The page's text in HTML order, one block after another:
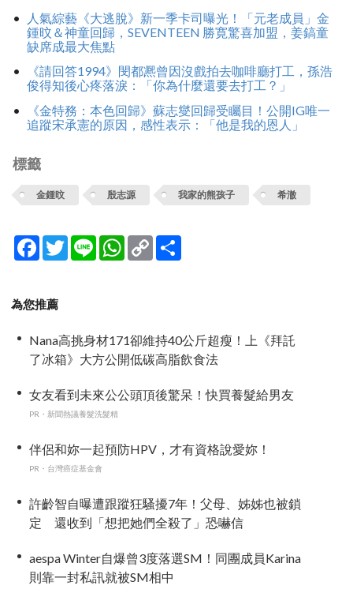
人氣綜藝《大逃脫》新一季卡司曝光！「元老成員」金
鍾旼＆神童回歸，SEVENTEEN 勝寛驚喜加盟，姜鎬童
缺席成最大焦點
《請回答1994》閔都凞曾因沒戲拍去咖啡廳打工，孫浩
俊得知後心疼落淚：「你為什麼還要去打工？」
《金特務：本色回歸》蘇志燮回歸受矚目！公開IG唯一
追蹤宋承憲的原因，感性表示：「他是我的恩人」
標籤
金鍾旼 殷志源 我家的熊孩子 希澈
Facebook
TwitterLine WhatsApp
Copy
Link
為您推薦
Nana高挑身材171卻維持40公斤超瘦！上《拜託
了冰箱》大方公開低碳高脂飲食法
女友看到未來公公頭頂後驚呆！快買養髮給男友
PR・新聞熱議養髮洗髮精
伴侶和妳一起預防HPV，才有資格說愛妳！
PR・台灣癌症基金會
許齡智自曝遭跟蹤狂騷擾7年！父母、姊姊也被鎖
定 還收到「想把她們全殺了」恐嚇信
aespa Winter自爆曾3度落選SM！同團成員Karina
則靠一封私訊就被SM相中